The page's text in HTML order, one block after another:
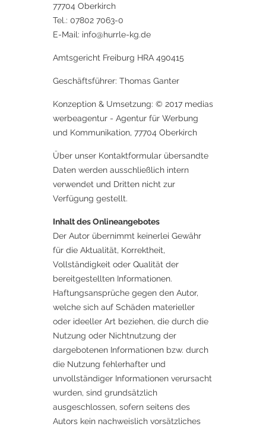
77704 Oberkirch
Tel.: 07802 7063-0
E-Mail: info@hurrle-kg.de
Amtsgericht Freiburg HRA 490415
Geschäftsführer: Thomas Ganter
Konzeption & Umsetzung: © 2017 medias
werbeagentur - Agentur für Werbung
und Kommunikation, 77704 Oberkirch
Über unser Kontaktformular übersandte
Daten werden ausschließlich intern
verwendet und Dritten nicht zur
Verfügung gestellt.
Inhalt des Onlineangebotes
Der Autor übernimmt keinerlei Gewähr
für die Aktualität, Korrektheit,
Vollständigkeit oder Qualität der
bereitgestellten Informationen.
Haftungsansprüche gegen den Autor,
welche sich auf Schäden materieller
oder ideeller Art beziehen, die durch die
Nutzung oder Nichtnutzung der
dargebotenen Informationen bzw. durch
die Nutzung fehlerhafter und
unvollständiger Informationen verursacht
wurden, sind grundsätzlich
ausgeschlossen, sofern seitens des
Autors kein nachweislich vorsätzliches